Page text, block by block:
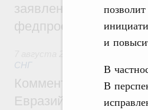
и
В
В
заявлений от
федпроекта
СНГ
Комментарий
Евразийского